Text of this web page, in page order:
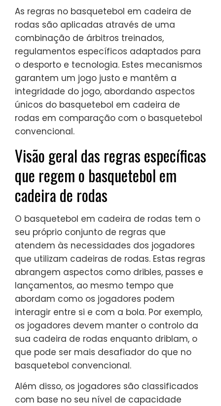
As regras no basquetebol em cadeira de
rodas são aplicadas através de uma
combinação de árbitros treinados,
regulamentos específicos adaptados para
o desporto e tecnologia. Estes mecanismos
garantem um jogo justo e mantêm a
integridade do jogo, abordando aspectos
únicos do basquetebol em cadeira de
rodas em comparação com o basquetebol
convencional.
Visão geral das regras específicas
que regem o basquetebol em
cadeira de rodas
O basquetebol em cadeira de rodas tem o
seu próprio conjunto de regras que
atendem às necessidades dos jogadores
que utilizam cadeiras de rodas. Estas regras
abrangem aspectos como dribles, passes e
lançamentos, ao mesmo tempo que
abordam como os jogadores podem
interagir entre si e com a bola. Por exemplo,
os jogadores devem manter o controlo da
sua cadeira de rodas enquanto driblam, o
que pode ser mais desafiador do que no
basquetebol convencional.
Além disso, os jogadores são classificados
com base no seu nível de capacidade